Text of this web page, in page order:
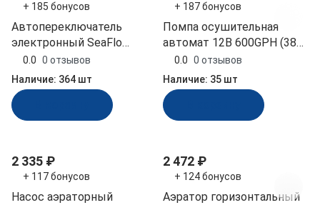
+ 185 бонусов
Автопереключатель
электронный SeaFlo
(SFBS-20-06)
0.0 0 отзывов
Наличие: 364 шт
+ 187 бонусов
Помпа осушительная
автомат 12В 600GPH (38
л/мин) SeaFlo (SFBP1-
G600-13B)
0.0 0 отзывов
Наличие: 35 шт
2 335 ₽
+ 117 бонусов
Насос аэраторный
2 472 ₽
+ 124 бонусов
Аэратор горизонтальный